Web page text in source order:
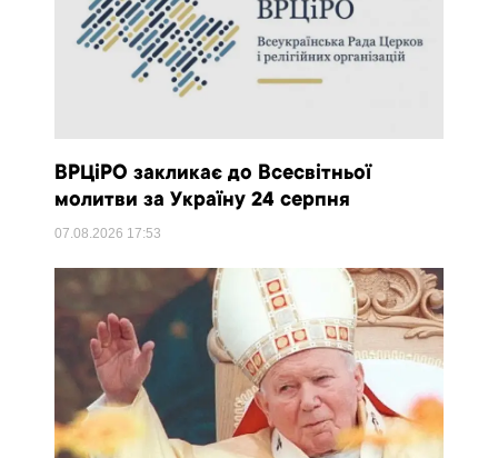
ВРЦіРО закликає до Всесвітньої
молитви за Україну 24 серпня
07.08.2026 17:53